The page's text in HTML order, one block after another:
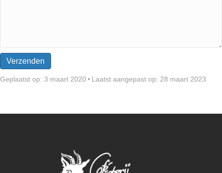
Geplaatst op: 3 maart 2020 • Laatst aangepast op: 28 maart 2023